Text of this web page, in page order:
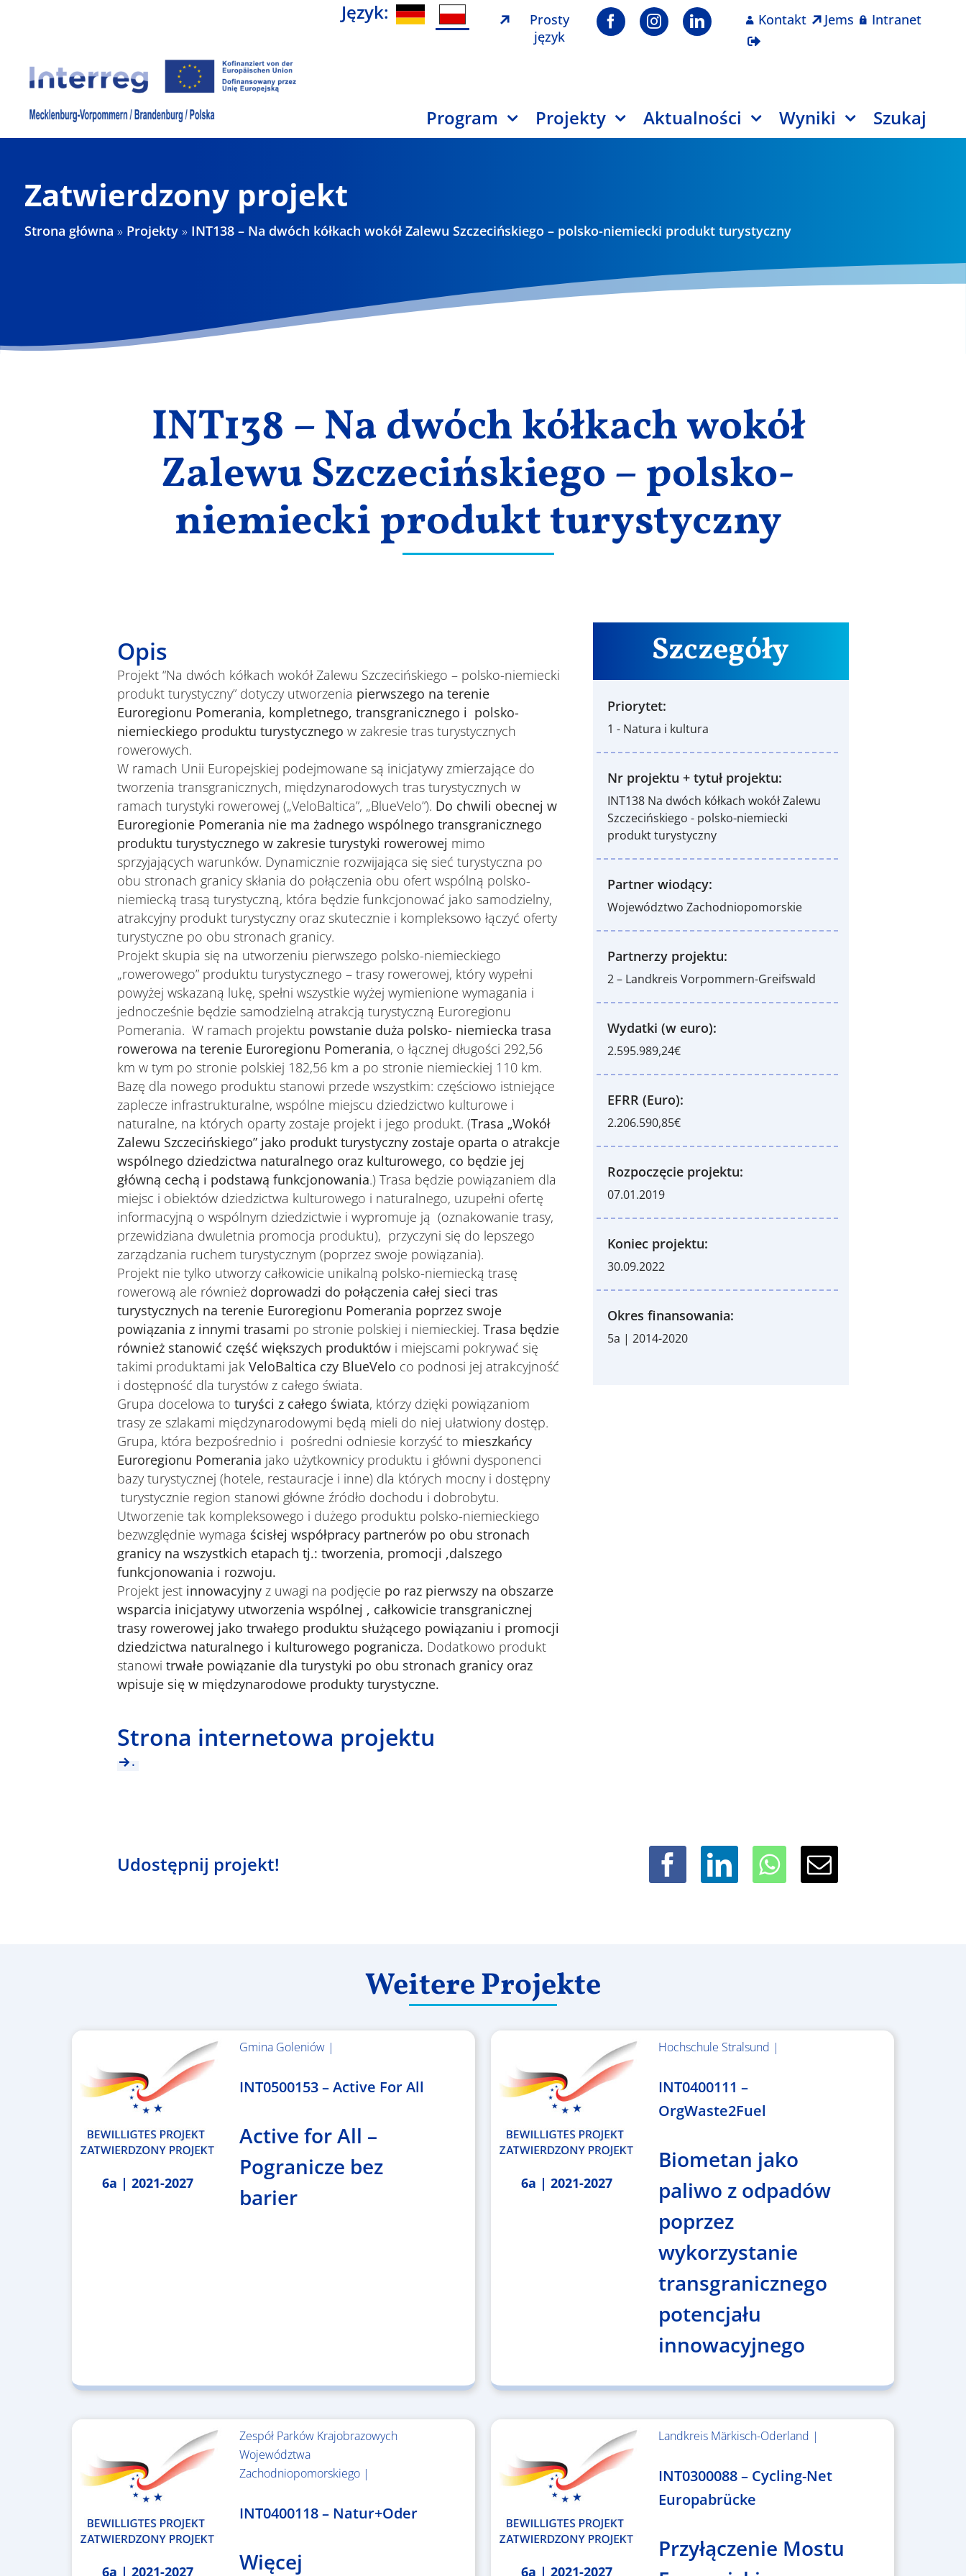
Język:
Prosty
język
Kontakt Jems Intranet
Program Projekty Aktualności Wyniki Szukaj
Zatwierdzony projekt
Strona główna » Projekty » INT138 – Na dwóch kółkach wokół Zalewu Szczecińskiego – polsko-niemiecki produkt turystyczny
INT138 – Na dwóch kółkach wokół
Zalewu Szczecińskiego – polsko-
niemiecki produkt turystyczny
Opis
Projekt “Na dwóch kółkach wokół Zalewu Szczecińskiego – polsko-niemiecki
produkt turystyczny” dotyczy utworzenia pierwszego na terenie
Euroregionu Pomerania, kompletnego, transgranicznego i polsko-
niemieckiego produktu turystycznego w zakresie tras turystycznych
rowerowych.
W ramach Unii Europejskiej podejmowane są inicjatywy zmierzające do
tworzenia transgranicznych, międzynarodowych tras turystycznych w
ramach turystyki rowerowej („VeloBaltica”, „BlueVelo”). Do chwili obecnej w
Euroregionie Pomerania nie ma żadnego wspólnego transgranicznego
produktu turystycznego w zakresie turystyki rowerowej mimo
sprzyjających warunków. Dynamicznie rozwijająca się sieć turystyczna po
obu stronach granicy skłania do połączenia obu ofert wspólną polsko-
niemiecką trasą turystyczną, która będzie funkcjonować jako samodzielny,
atrakcyjny produkt turystyczny oraz skutecznie i kompleksowo łączyć oferty
turystyczne po obu stronach granicy.
Projekt skupia się na utworzeniu pierwszego polsko-niemieckiego
„rowerowego” produktu turystycznego – trasy rowerowej, który wypełni
powyżej wskazaną lukę, spełni wszystkie wyżej wymienione wymagania i
jednocześnie będzie samodzielną atrakcją turystyczną Euroregionu
Pomerania. W ramach projektu powstanie duża polsko- niemiecka trasa
rowerowa na terenie Euroregionu Pomerania, o łącznej długości 292,56
km w tym po stronie polskiej 182,56 km a po stronie niemieckiej 110 km.
Bazę dla nowego produktu stanowi przede wszystkim: częściowo istniejące
zaplecze infrastrukturalne, wspólne miejscu dziedzictwo kulturowe i
naturalne, na których oparty zostaje projekt i jego produkt. (Trasa „Wokół
Zalewu Szczecińskiego” jako produkt turystyczny zostaje oparta o atrakcje
wspólnego dziedzictwa naturalnego oraz kulturowego, co będzie jej
główną cechą i podstawą funkcjonowania.) Trasa będzie powiązaniem dla
miejsc i obiektów dziedzictwa kulturowego i naturalnego, uzupełni ofertę
informacyjną o wspólnym dziedzictwie i wypromuje ją (oznakowanie trasy,
przewidziana dwuletnia promocja produktu), przyczyni się do lepszego
zarządzania ruchem turystycznym (poprzez swoje powiązania).
Projekt nie tylko utworzy całkowicie unikalną polsko-niemiecką trasę
rowerową ale również doprowadzi do połączenia całej sieci tras
turystycznych na terenie Euroregionu Pomerania poprzez swoje
powiązania z innymi trasami po stronie polskiej i niemieckiej.Trasa będzie
również stanowić część większych produktów i miejscami pokrywać się
takimi produktami jakVeloBaltica czy BlueVelo co podnosi jej atrakcyjność
i dostępność dla turystów z całego świata.
Grupa docelowa toturyści z całego świata, którzy dzięki powiązaniom
trasy ze szlakami międzynarodowymi będą mieli do niej ułatwiony dostęp.
Grupa, która bezpośrednio i pośredni odniesie korzyść to mieszkańcy
Euroregionu Pomerania jako użytkownicy produktu i główni dysponenci
bazy turystycznej (hotele, restauracje i inne) dla których mocny i dostępny
turystycznie region stanowi główne źródło dochodu i dobrobytu.
Utworzenie tak kompleksowego i dużego produktu polsko-niemieckiego
bezwzględnie wymaga ścisłej współpracy partnerów po obu stronach
granicy na wszystkich etapach tj.: tworzenia, promocji ,dalszego
funkcjonowania i rozwoju.
Projekt jest innowacyjny z uwagi na podjęcie po raz pierwszy na obszarze
wsparcia inicjatywy utworzenia wspólnej , całkowicie transgranicznej
trasy rowerowej jako trwałego produktu służącego powiązaniu i promocji
dziedzictwa naturalnego i kulturowego pogranicza. Dodatkowo produkt
stanowitrwałe powiązanie dla turystyki po obu stronach granicy oraz
wpisuje się w międzynarodowe produkty turystyczne.
Strona internetowa projektu
.
Szczegóły
Priorytet:
1 - Natura i kultura
Nr projektu + tytuł projektu:
INT138 Na dwóch kółkach wokół Zalewu
Szczecińskiego - polsko-niemiecki
produkt turystyczny
Partner wiodący:
Województwo Zachodniopomorskie
Partnerzy projektu:
2 – Landkreis Vorpommern-Greifswald
Wydatki (w euro):
2.595.989,24€
EFRR (Euro):
2.206.590,85€
Rozpoczęcie projektu:
07.01.2019
Koniec projektu:
30.09.2022
Okres finansowania:
5a | 2014-2020
Udostępnij projekt!
Weitere Projekte
6a | 2021-2027
Gmina Goleniów |
INT0500153 – Active For All
Active for All –
Pogranicze bez
barier
6a | 2021-2027
Hochschule Stralsund |
INT0400111 –
OrgWaste2Fuel
Biometan jako
paliwo z odpadów
poprzez
wykorzystanie
transgranicznego
potencjału
innowacyjnego
6a | 2021-2027
Zespół Parków Krajobrazowych
Województwa
Zachodniopomorskiego |
INT0400118 – Natur+Oder
Więcej 6a | 2021-2027
Landkreis Märkisch-Oderland |
INT0300088 – Cycling-Net
Europabrücke
Przyłączenie Mostu